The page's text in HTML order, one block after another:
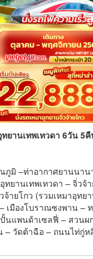
ยานเทพเทวดา 6วัน 5
มิ –ท่าอากาศยานนาน
ยานเทพเทวดา – จิ่วจ้
ายโกว (รวมเหมาอุทย
มืองโบราณซงพาน –
ปั้นแพนด้าเซลฟี่ – สว
วัดต้าฉือ – ถนนไท่กู่